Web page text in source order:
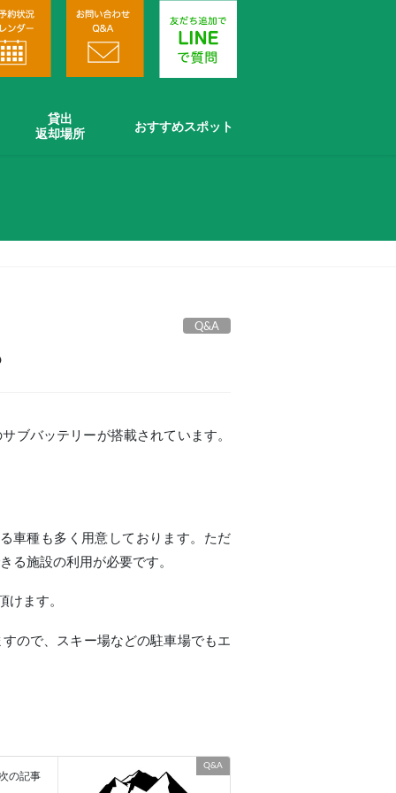
貸出
返却場所
おすすめスポット
Q&A
ブバッテリーが搭載されています。
車種も多く用意しております。ただ
る施設の利用が必要です。
けます。
ので、スキー場などの駐車場でもエ
Q&A
の記事